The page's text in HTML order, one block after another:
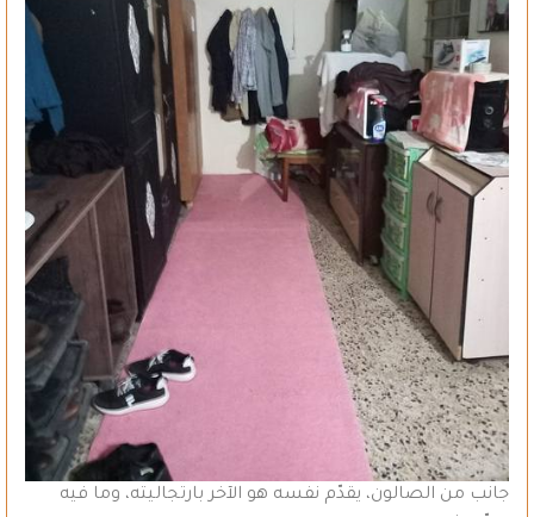
جانب من الصالون، يقدّم نفسه هو الآخر بارتجاليته، وما فيه